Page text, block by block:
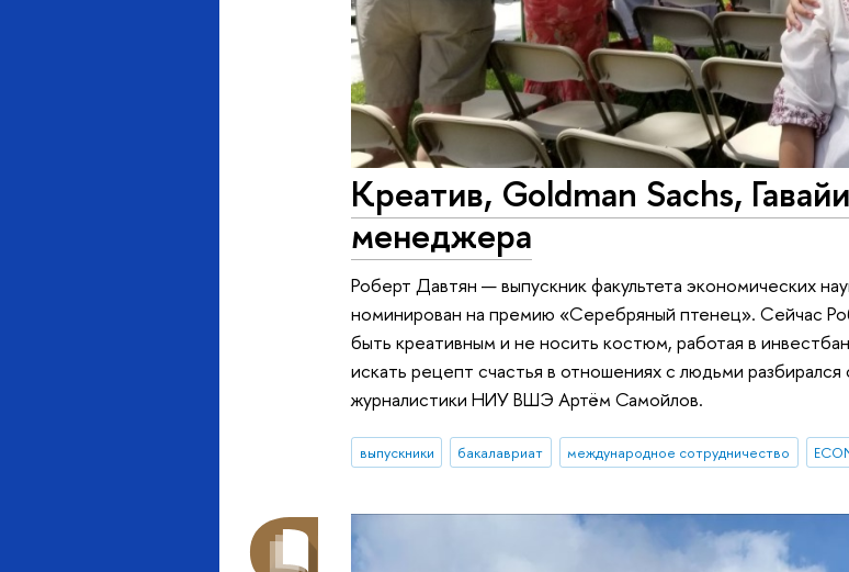
Креатив, Goldman Sachs,
менеджера
Роберт Давтян — выпускник факультета экономических
номинирован на премию «Серебряный птенец». Сейчас
быть креативным и не носить костюм, работая в
искать рецепт счастья в отношениях с людьми
журналистики НИУ ВШЭ Артём Самойлов.
выпускники бакалавриат международное сотрудничество